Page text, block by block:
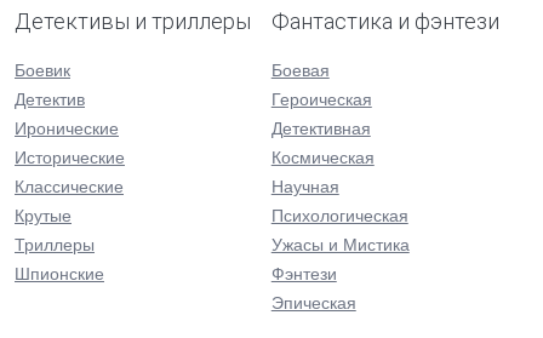
Детективы и триллеры
Боевик
Детектив
Иронические
Исторические
Классические
Крутые
Триллеры
Шпионские
Фантастика и фэнтези
Боевая
Героическая
Детективная
Космическая
Научная
Психологическая
Ужасы и Мистика
Фэнтези
Эпическая